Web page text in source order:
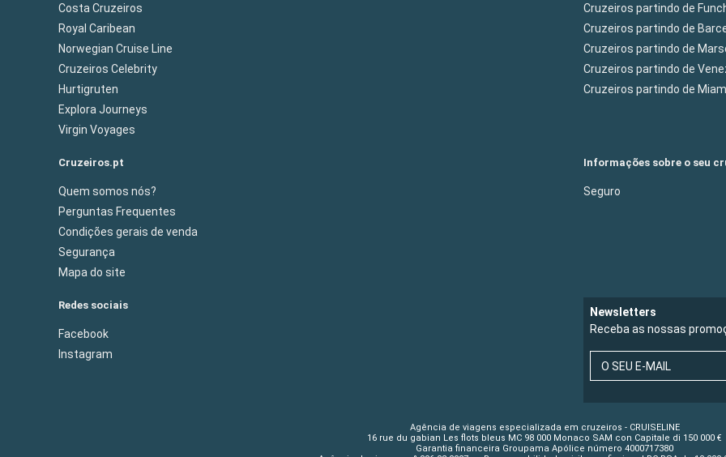
Costa Cruzeiros
Royal Caribean
Norwegian Cruise Line
Cruzeiros Celebrity
Hurtigruten
Explora Journeys
Virgin Voyages
Cruzeiros partindo de
Cruzeiros partindo de
Cruzeiros partindo de
Cruzeiros partindo de
Cruzeiros partindo de Miam
Cruzeiros.pt
Quem somos nós?
Perguntas Frequentes
Condições gerais de venda
Segurança
Mapa do site
Informações sobre o seu
Seguro
Redes sociais
Facebook
Instagram
Newsletters
Receba as nossas
O SEU E-MAIL
Agência de viagens especializada em cruzeiros - CRUISELINE
16 rue du gabian Les flots bleus MC 98 000 Monaco SAM con Capitale di 150 000 €
Garantia financeira Groupama Apólice número 4000717380